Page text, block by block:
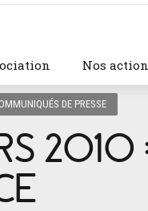
Nos
DE PRESSE
2010